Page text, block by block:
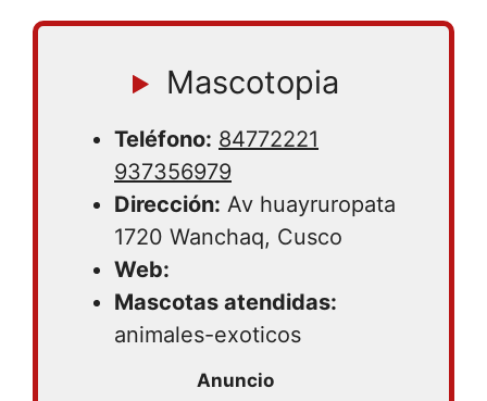
Mascotopia
Teléfono: 84772221
937356979
Dirección: Av huayruropata
1720 Wanchaq, Cusco
Web:
Mascotas atendidas:
animales-exoticos